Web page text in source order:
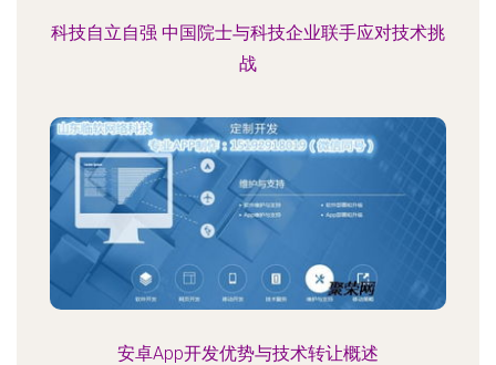
科技自立自强 中国院士与科技企业联手应对技术挑
战
安卓App开发优势与技术转让概述